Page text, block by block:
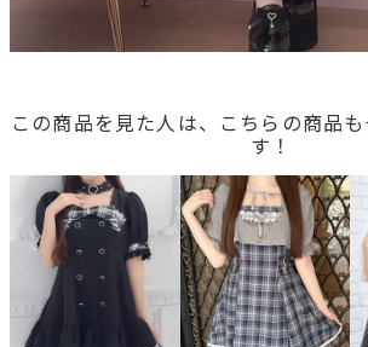
この商品を見た人は、こちらの商品
す！